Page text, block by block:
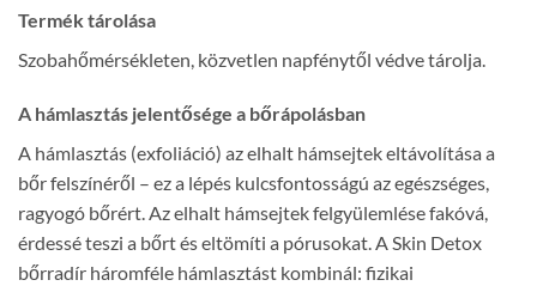
Termék tárolása
Szobahőmérsékleten, közvetlen napfénytől védve tárolja.
A hámlasztás jelentősége a bőrápolásban
A hámlasztás (exfoliáció) az elhalt hámsejtek eltávolítása a
bőr felszínéről – ez a lépés kulcsfontosságú az egészséges,
ragyogó bőrért. Az elhalt hámsejtek felgyülemlése fakóvá,
érdessé teszi a bőrt és eltömíti a pórusokat. A Skin Detox
bőrradír háromféle hámlasztást kombinál: fizikai